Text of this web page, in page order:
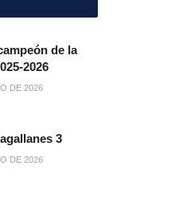
de la
2026
DE 2026
3
DE 2026